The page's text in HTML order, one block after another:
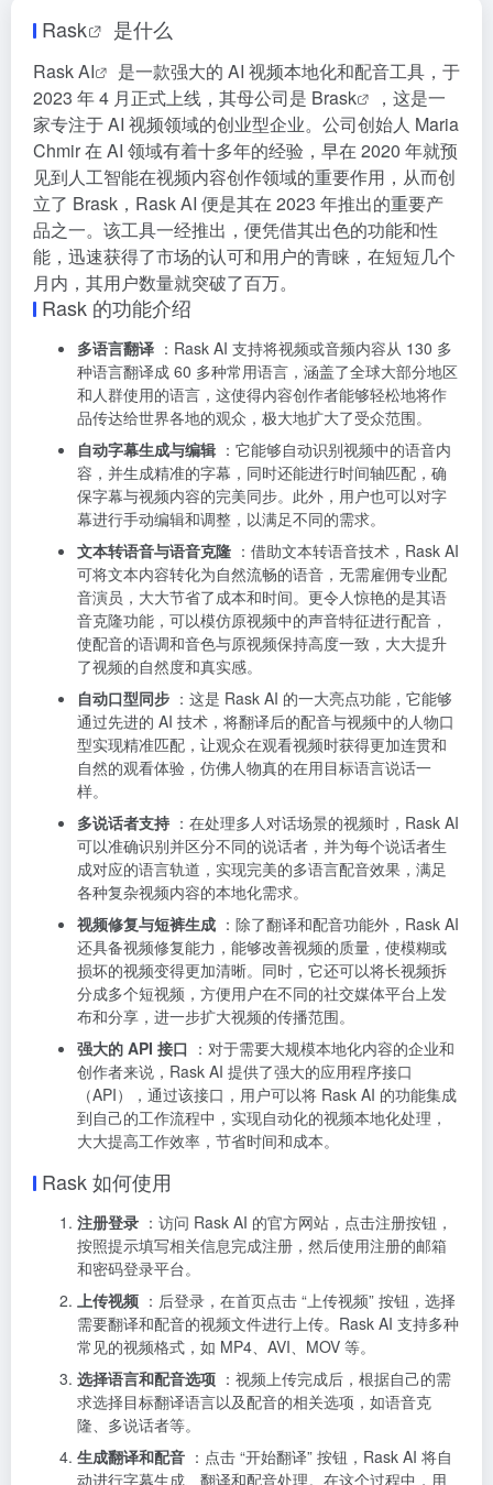
Rask 是什么
Rask AI
是一款强大的 AI 视频本地化和配音工具，于
2023 年 4 月正式上线，其母公司是 Brask
，这是一
家专注于 AI 视频领域的创业型企业。公司创始人 Maria
Chmir 在 AI 领域有着十多年的经验，早在 2020 年就预
见到人工智能在视频内容创作领域的重要作用，从而创
立了 Brask，Rask AI 便是其在 2023 年推出的重要产
品之一。该工具一经推出，便凭借其出色的功能和性
能，迅速获得了市场的认可和用户的青睐，在短短几个
月内，其用户数量就突破了百万。
Rask 的功能介绍
多语言翻译 ：Rask AI 支持将视频或音频内容从 130 多
种语言翻译成 60 多种常用语言，涵盖了全球大部分地区
和人群使用的语言，这使得内容创作者能够轻松地将作
品传达给世界各地的观众，极大地扩大了受众范围。
自动字幕生成与编辑 ：它能够自动识别视频中的语音内
容，并生成精准的字幕，同时还能进行时间轴匹配，确
保字幕与视频内容的完美同步。此外，用户也可以对字
幕进行手动编辑和调整，以满足不同的需求。
文本转语音与语音克隆 ：借助文本转语音技术，Rask AI
可将文本内容转化为自然流畅的语音，无需雇佣专业配
音演员，大大节省了成本和时间。更令人惊艳的是其语
音克隆功能，可以模仿原视频中的声音特征进行配音，
使配音的语调和音色与原视频保持高度一致，大大提升
了视频的自然度和真实感。
自动口型同步 ：这是 Rask AI 的一大亮点功能，它能够
通过先进的 AI 技术，将翻译后的配音与视频中的人物口
型实现精准匹配，让观众在观看视频时获得更加连贯和
自然的观看体验，仿佛人物真的在用目标语言说话一
样。
多说话者支持 ：在处理多人对话场景的视频时，Rask AI
可以准确识别并区分不同的说话者，并为每个说话者生
成对应的语言轨道，实现完美的多语言配音效果，满足
各种复杂视频内容的本地化需求。
视频修复与短裤生成 ：除了翻译和配音功能外，Rask AI
还具备视频修复能力，能够改善视频的质量，使模糊或
损坏的视频变得更加清晰。同时，它还可以将长视频拆
分成多个短视频，方便用户在不同的社交媒体平台上发
布和分享，进一步扩大视频的传播范围。
强大的 API 接口 ：对于需要大规模本地化内容的企业和
创作者来说，Rask AI 提供了强大的应用程序接口
（API），通过该接口，用户可以将 Rask AI 的功能集成
到自己的工作流程中，实现自动化的视频本地化处理，
大大提高工作效率，节省时间和成本。
Rask 如何使用
注册登录 ：访问 Rask AI 的官方网站，点击注册按钮，
按照提示填写相关信息完成注册，然后使用注册的邮箱
和密码登录平台。
上传视频 ：后登录，在首页点击 “上传视频” 按钮，选择
需要翻译和配音的视频文件进行上传。Rask AI 支持多种
常见的视频格式，如 MP4、AVI、MOV 等。
选择语言和配音选项 ：视频上传完成后，根据自己的需
求选择目标翻译语言以及配音的相关选项，如语音克
隆、多说话者等。
生成翻译和配音 ：点击 “开始翻译” 按钮，Rask AI 将自
动进行字幕生成、翻译和配音处理。在这个过程中，用